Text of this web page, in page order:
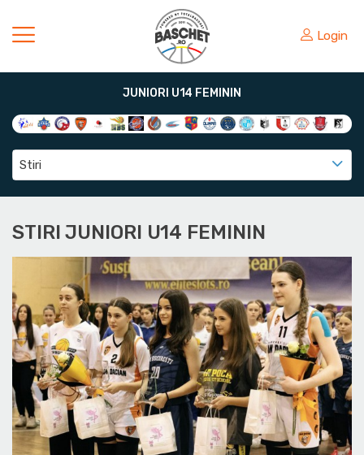
Login
JUNIORI U14 FEMININ
Stiri
STIRI JUNIORI U14 FEMININ